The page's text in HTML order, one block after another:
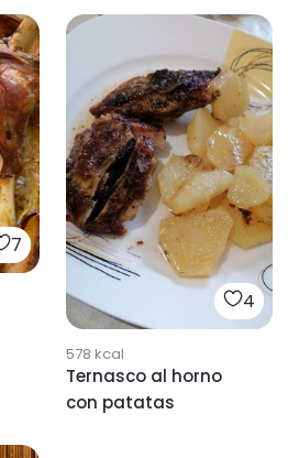
7
4
578 kcal
Ternasco al horno
con patatas